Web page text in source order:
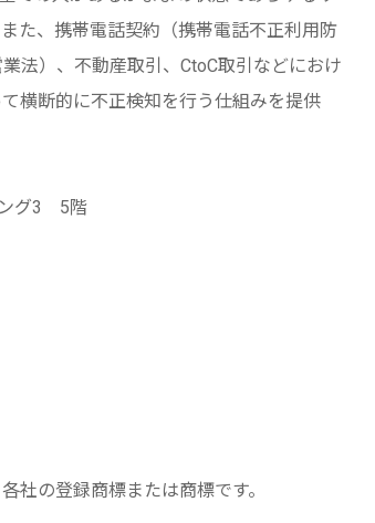
た、携帯電話契約（携帯電話不正利用防
法）、不動産取引、CtoC取引などにおけ
横断的に不正検知を行う仕組みを提供
ング3 5階
社の登録商標または商標です。